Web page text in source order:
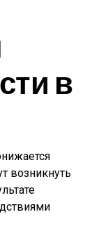
в
возникнуть